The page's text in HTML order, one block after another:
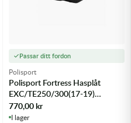
Passar ditt fordon
Polisport
Polisport Fortress Hasplåt
EXC/TE250/300(17-19)
SX/TC250(17-18) Black - m.fl.
770,00kr
I lager